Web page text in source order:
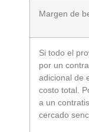
Margen de
Si todo el
por un
adicional de
costo total.
a un
cercado